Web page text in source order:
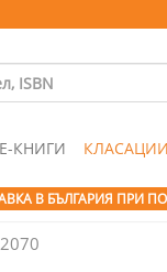
Е-КНИГИ КЛАСАЦИИ
В БЪЛГАРИЯ ПРИ